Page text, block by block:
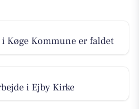
Køge Kommune er faldet
i Ejby Kirke